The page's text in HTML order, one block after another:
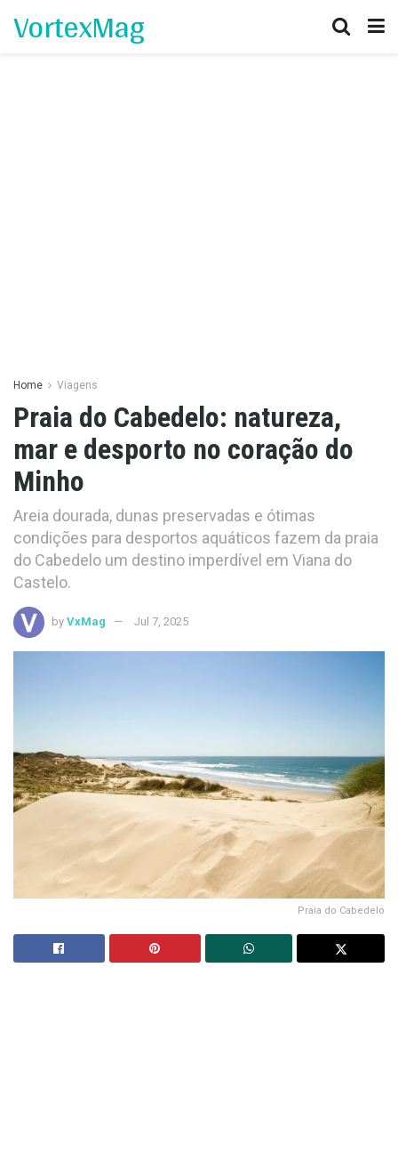
VortexMag
Home Viagens
Praia do Cabedelo: natureza,
mar e desporto no coração do
Minho
Areia dourada, dunas preservadas e ótimas
condições para desportos aquáticos fazem da praia
do Cabedelo um destino imperdível em Viana do
Castelo.
by VxMag Jul 7, 2025
Praia do Cabedelo